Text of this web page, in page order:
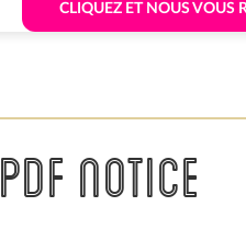
CLIQUEZ ET NOUS VOUS
PDF NOTICE